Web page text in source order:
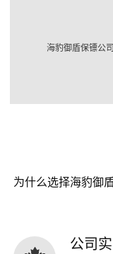
海豹御盾保镖公
为什么选择海豹御
公司